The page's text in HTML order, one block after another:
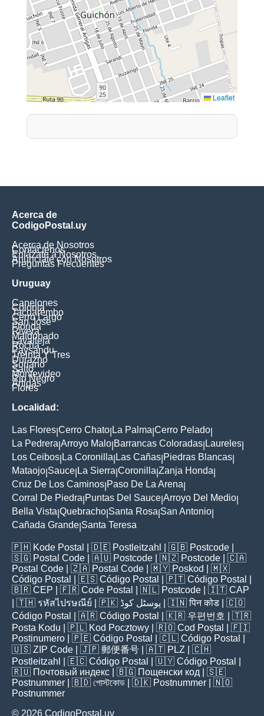
Leaflet
Acerca de
CodigoPostal.uy
Acerca de Nosotros
Contáctenos
Enlázate a Nosotros
Anúnciate con Nosotros
Preguntas Frecuentes
Uruguay
Canelones
Colonia
Tacuarembo
Cerro Largo
San Jose
Florida
Rivera
Maldonado
Lavalleja
Rocha
Paysandu
Treinta Y Tres
Durazno
Soriano
Salto
Montevideo
Rio Negro
Artigas
Flores
Localidad:
Las Flores Cerro Chato La Palma Cerro Pelado
La Pedrera Arroyo Malo Barrancas Coloradas Laureles
Los Ceibos La Coronilla Las Cañas Piedras Blancas
Mataojo Sauce La Sierra Coronilla Zanja Honda
Cruz De Los Caminos Paso De La Arena
Corral De Piedra Puntas Del Sauce Arroyo Del Medio
Bella Vista Quebracho Santa Rosa San Antonio
Cañada Grande Santa Teresa
🇵🇭 Kode Postal | 🇩🇪 Postleitzahl | 🇬🇧 Postcode
🇸🇬 Postal Code | 🇦🇺 Postcode | 🇳🇿 Postcode | 🇨🇦
Postal Code | 🇿🇦 Postal Code | 🇲🇾 Poskod
| 🇲🇽
Código Postal
| 🇪🇸 Código Postal | 🇵🇹 Código Postal
🇧🇷 CEP | 🇫🇷 Code Postal | 🇳🇱 Postcode | 🇮🇹 CAP
| 🇹🇭 รหัสไปรษณีย์ | 🇵🇰 پوسٹل کوڈ | 🇮🇳पिन कोड | 🇨🇴
Código Postal
| 🇦🇷 Código Postal | 🇰🇷 우편번호
| 🇹🇷
Posta Kodu | 🇵🇱 Kod Pocztowy | 🇷🇴 Cod Poștal
| 🇫🇮
Postinumero | 🇵🇪 Código Postal | 🇨🇱 Código Postal
🇺🇸 ZIP Code | 🇯🇵 郵便番号 | 🇦🇹 PLZ | 🇨🇭
Postleitzahl
| 🇪🇨 Código Postal | 🇺🇾 Código Postal
🇷🇺 Почтовый индекс | 🇧🇬 Пощенски код | 🇸🇪
Postnummer | 🇧🇩 পোস্টকোড | 🇩🇰 Postnummer | 🇳🇴
Postnummer
© 2026 CodigoPostal.uy